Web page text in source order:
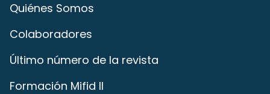
Quiénes Somos
Colaboradores
Último número de la revista
Formación Mifid II